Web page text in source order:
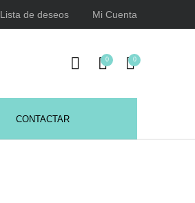
Lista de deseos Mi Cuenta
0 0
CONTACTAR